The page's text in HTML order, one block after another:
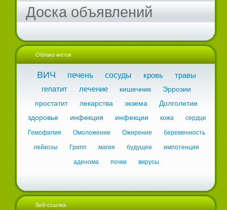
Доска объявлений
Облако меток
ВИЧ печень сосуды кровь
травы
гепатит
лечение кишечник
Эррозии
простатит
лекарства экзема
Долголетие
здоровье
инфекция инфекции кожа сердце
Гемофилия Омоложение Ожирение беременность
лейкозы Грипп магия будущее импотенция
аденома почки вирусы
Веб-ссылка